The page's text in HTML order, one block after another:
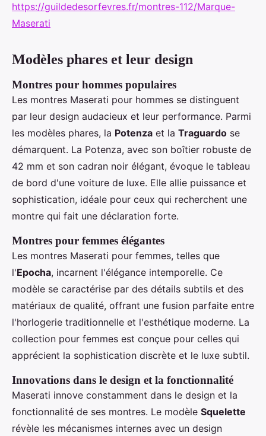
https://guildedesorfevres.fr/montres-112/Marque-
Maserati
Modèles phares et leur design
Montres pour hommes populaires
Les montres Maserati pour hommes se distinguent
par leur design audacieux et leur performance. Parmi
les modèles phares, la Potenza et la Traguardo se
démarquent. La Potenza, avec son boîtier robuste de
42 mm et son cadran noir élégant, évoque le tableau
de bord d'une voiture de luxe. Elle allie puissance et
sophistication, idéale pour ceux qui recherchent une
montre qui fait une déclaration forte.
Montres pour femmes élégantes
Les montres Maserati pour femmes, telles que
l'Epocha, incarnent l'élégance intemporelle. Ce
modèle se caractérise par des détails subtils et des
matériaux de qualité, offrant une fusion parfaite entre
l'horlogerie traditionnelle et l'esthétique moderne. La
collection pour femmes est conçue pour celles qui
apprécient la sophistication discrète et le luxe subtil.
Innovations dans le design et la fonctionnalité
Maserati innove constamment dans le design et la
fonctionnalité de ses montres. Le modèle Squelette
révèle les mécanismes internes avec un design